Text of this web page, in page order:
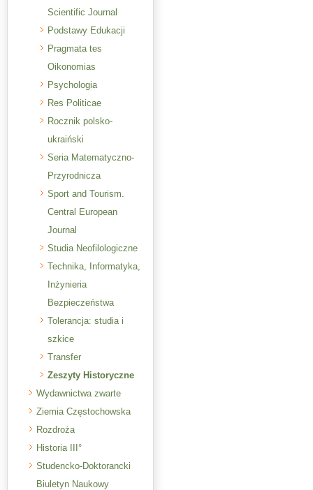
Scientific Journal
Podstawy Edukacji
Pragmata tes
Oikonomias
Psychologia
Res Politicae
Rocznik polsko-
ukraiński
Seria Matematyczno-
Przyrodnicza
Sport and Tourism.
Central European
Journal
Studia Neofilologiczne
Technika, Informatyka,
Inżynieria
Bezpieczeństwa
Tolerancja: studia i
szkice
Transfer
Zeszyty Historyczne
Wydawnictwa zwarte
Ziemia Częstochowska
Rozdroża
Historia III°
Studencko-Doktorancki
Biuletyn Naukowy